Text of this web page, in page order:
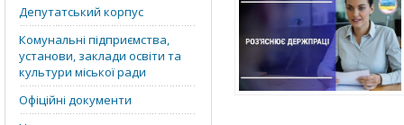
Депутатський корпус
Комунальні підприємства,
установи, заклади освіти та
культури міської ради
Офіційні документи